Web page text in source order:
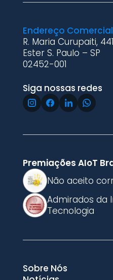
Endereço Comercial
R. Maria Curupaiti,
Ester S. Paulo – SP
02452-001
Siga nossas redes
Premiações AIoT
Não aceito
Admirados da
Tecnologia
Sobre Nós